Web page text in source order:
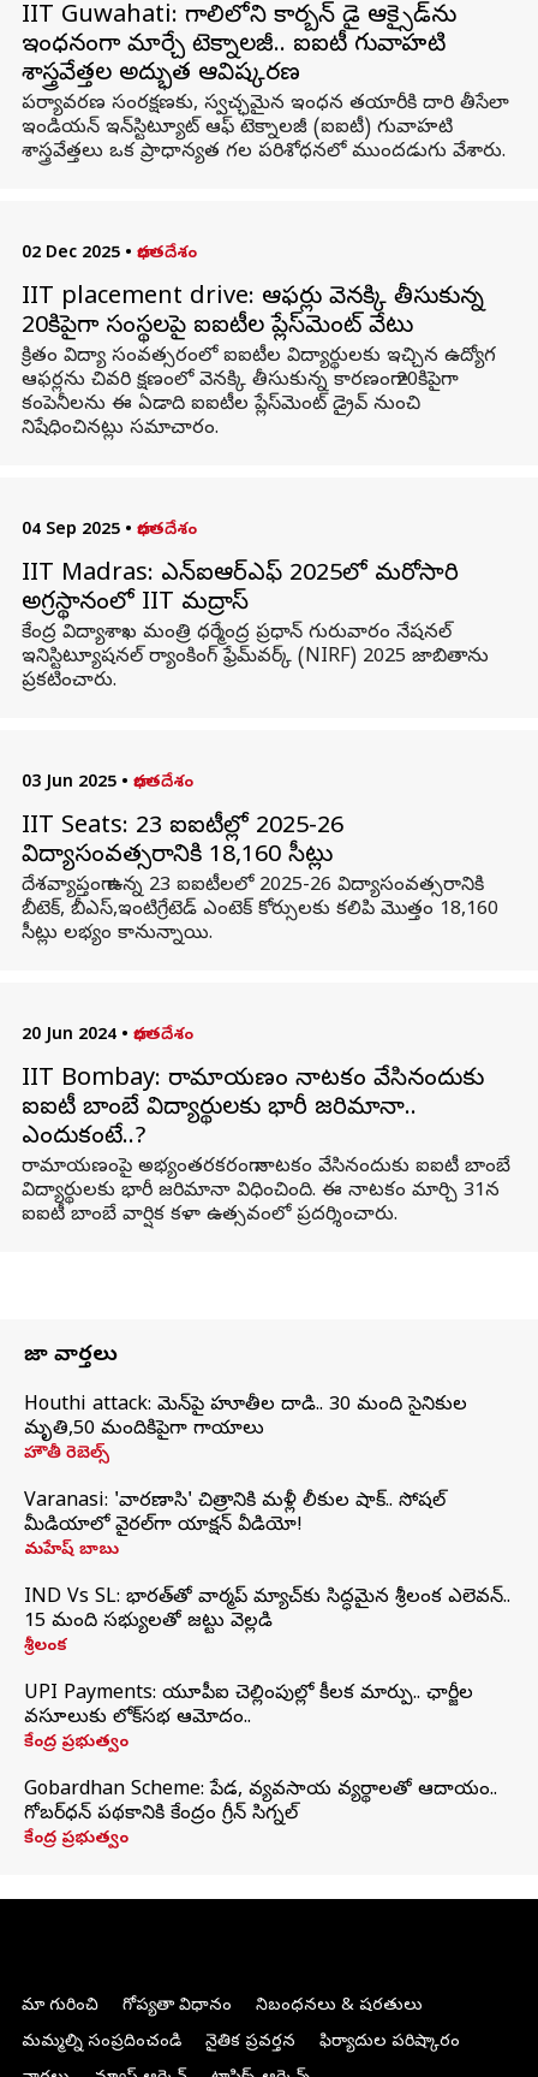
IIT Guwahati: గాలిలోని కార్బన్ డై ఆక్సైడ్‌ను
ఇంధనంగా మార్చే టెక్నాలజీ.. ఐఐటీ గువాహ‌టి
శాస్త్రవేత్తల అద్భుత ఆవిష్కరణ
పర్యావరణ సంరక్షణకు, స్వచ్ఛమైన ఇంధన తయారీకి దారి తీసేలా
ఇండియన్ ఇన్‌స్టిట్యూట్ ఆఫ్ టెక్నాలజీ (ఐఐటీ) గువాహటి
శాస్త్రవేత్తలు ఒక ప్రాధాన్యత గల పరిశోధనలో ముందడుగు వేశారు.
02 Dec 2025 • భారతదేశం
IIT placement drive: ఆఫర్లు వెనక్కి తీసుకున్న
20కిపైగా సంస్థలపై ఐఐటీల ప్లేస్‌మెంట్ వేటు
క్రితం విద్యా సంవత్సరంలో ఐఐటీల విద్యార్థులకు ఇచ్చిన ఉద్యోగ
ఆఫర్లను చివరి క్షణంలో వెనక్కి తీసుకున్న కారణంగా 20కిపైగా
కంపెనీలను ఈ ఏడాది ఐఐటీల ప్లేస్‌మెంట్ డ్రైవ్‌ నుంచి
నిషేధించినట్లు సమాచారం.
04 Sep 2025 • భారతదేశం
IIT Madras: ఎన్‌ఐఆర్‌ఎఫ్‌ 2025లో మరోసారి
అగ్రస్థానంలో IIT మద్రాస్‌
కేంద్ర విద్యాశాఖ మంత్రి ధర్మేంద్ర ప్రధాన్ గురువారం నేషనల్‌
ఇనిస్టిట్యూషనల్‌ ర్యాంకింగ్ ఫ్రేమ్‌వర్క్‌ (NIRF) 2025 జాబితాను
ప్రకటించారు.
03 Jun 2025 • భారతదేశం
IIT Seats: 23 ఐఐటీల్లో 2025-26
విద్యాసంవత్సరానికి 18,160 సీట్లు
దేశవ్యాప్తంగా ఉన్న 23 ఐఐటీలలో 2025-26 విద్యాసంవత్సరానికి
బీటెక్, బీఎస్,ఇంటిగ్రేటెడ్ ఎంటెక్ కోర్సులకు కలిపి మొత్తం 18,160
సీట్లు లభ్యం కానున్నాయి.
20 Jun 2024 • భారతదేశం
IIT Bombay: రామాయణం నాటకం వేసినందుకు
ఐఐటీ బాంబే విద్యార్థులకు భారీ జరిమానా..
ఎందుకంటే..?
రామాయణంపై అభ్యంతరకరంగా నాటకం వేసినందుకు ఐఐటీ బాంబే
విద్యార్థులకు భారీ జరిమానా విధించింది. ఈ నాటకం మార్చి 31న
ఐఐటీ బాంబే వార్షిక కళా ఉత్సవంలో ప్రదర్శించారు.
తాజా వార్తలు
Houthi attack: యెమెన్‌పై హూతీల దాడి.. 30 మంది సైనికుల
మృతి,50 మందికిపైగా గాయాలు
హౌతీ రెబెల్స్
Varanasi: 'వారణాసి' చిత్రానికి మళ్లీ లీకుల షాక్.. సోషల్
మీడియాలో వైరల్‌గా యాక్షన్ వీడియో!
మహేష్ బాబు
IND Vs SL: భారత్‌తో వార్మప్‌ మ్యాచ్‌కు సిద్ధమైన శ్రీలంక ఎలెవన్..
15 మంది సభ్యులతో జట్టు వెల్లడి
శ్రీలంక
UPI Payments: యూపీఐ చెల్లింపుల్లో కీలక మార్పు.. ఛార్జీల
వసూలుకు లోక్‌సభ ఆమోదం..
కేంద్ర ప్రభుత్వం
Gobardhan Scheme: పేడ, వ్యవసాయ వ్యర్థాలతో ఆదాయం..
గోబర్‌ధన్ పథకానికి కేంద్రం గ్రీన్ సిగ్నల్
కేంద్ర ప్రభుత్వం
మా గురించి గోప్యతా విధానం
నిబంధనలు & షరతులు
మమ్మల్ని సంప్రదించండి
నైతిక ప్రవర్తన
ఫిర్యాదుల పరిష్కారం